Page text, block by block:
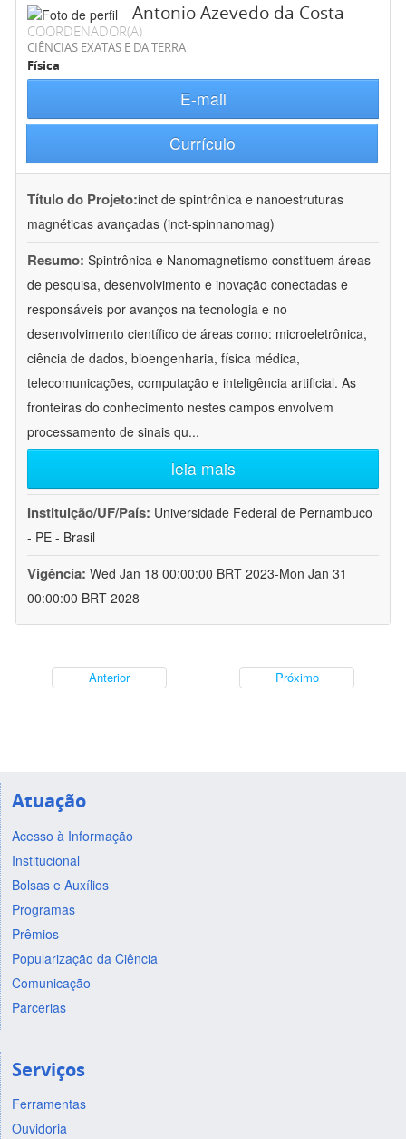
Antonio Azevedo da Costa
COORDENADOR(A)
CIÊNCIAS EXATAS E DA TERRA
Física
E-mail
Currículo
Título do Projeto:inct de spintrônica e nanoestruturas
magnéticas avançadas (inct-spinnanomag)
Resumo: Spintrônica e Nanomagnetismo constituem áreas
de pesquisa, desenvolvimento e inovação conectadas e
responsáveis por avanços na tecnologia e no
desenvolvimento científico de áreas como: microeletrônica,
ciência de dados, bioengenharia, física médica,
telecomunicações, computação e inteligência artificial. As
fronteiras do conhecimento nestes campos envolvem
processamento de sinais qu...
leia mais
Instituição/UF/País: Universidade Federal de Pernambuco
- PE - Brasil
Vigência: Wed Jan 18 00:00:00 BRT 2023-Mon Jan 31
00:00:00 BRT 2028
Anterior Próximo
Atuação
Acesso à Informação
Institucional
Bolsas e Auxílios
Programas
Prêmios
Popularização da Ciência
Comunicação
Parcerias
Serviços
Ferramentas
Ouvidoria